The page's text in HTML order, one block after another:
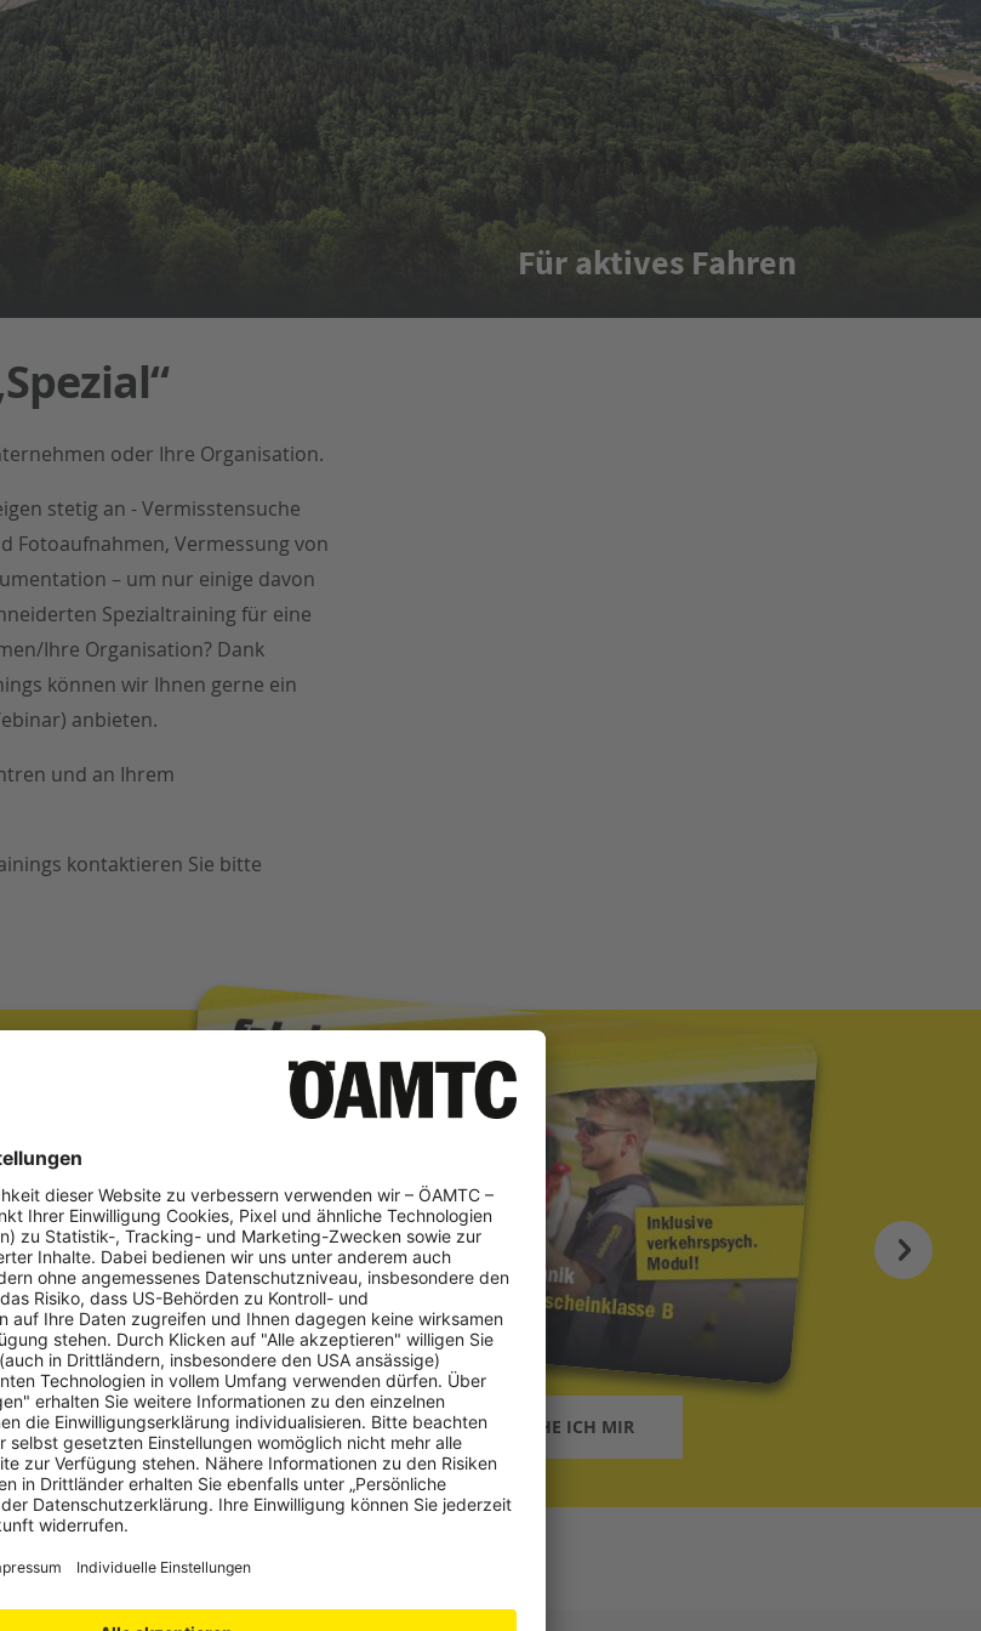
Für aktives Fahren
oder Ihre Organisation.
stetig an - Vermisstensuche
Fotoaufnahmen, Vermessung von
– um nur einige davon
Spezialtraining für eine
Ihre Organisation? Dank
können wir Ihnen gerne ein
anbieten.
und an Ihrem
kontaktieren Sie bitte
hat. Der
DIESEN GUTSCHEIN WÜNSCHE ICH MIR